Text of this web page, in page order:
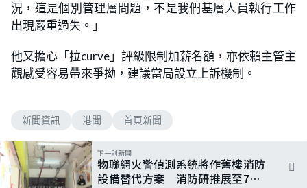
況，這是個別管理層問題，不是我們基層人員執行工作
出現嚴重過失。」
他又擔心「拉curve」評級限制加薪名額，亦依賴主管主
觀感受容易帶來爭拗，建議當局設立上訴機制。
新聞資訊 港聞 首頁新聞
下一則新聞
物聯網火警偵測系統將作舊樓消防
設備替代方案 消防研推展至7層